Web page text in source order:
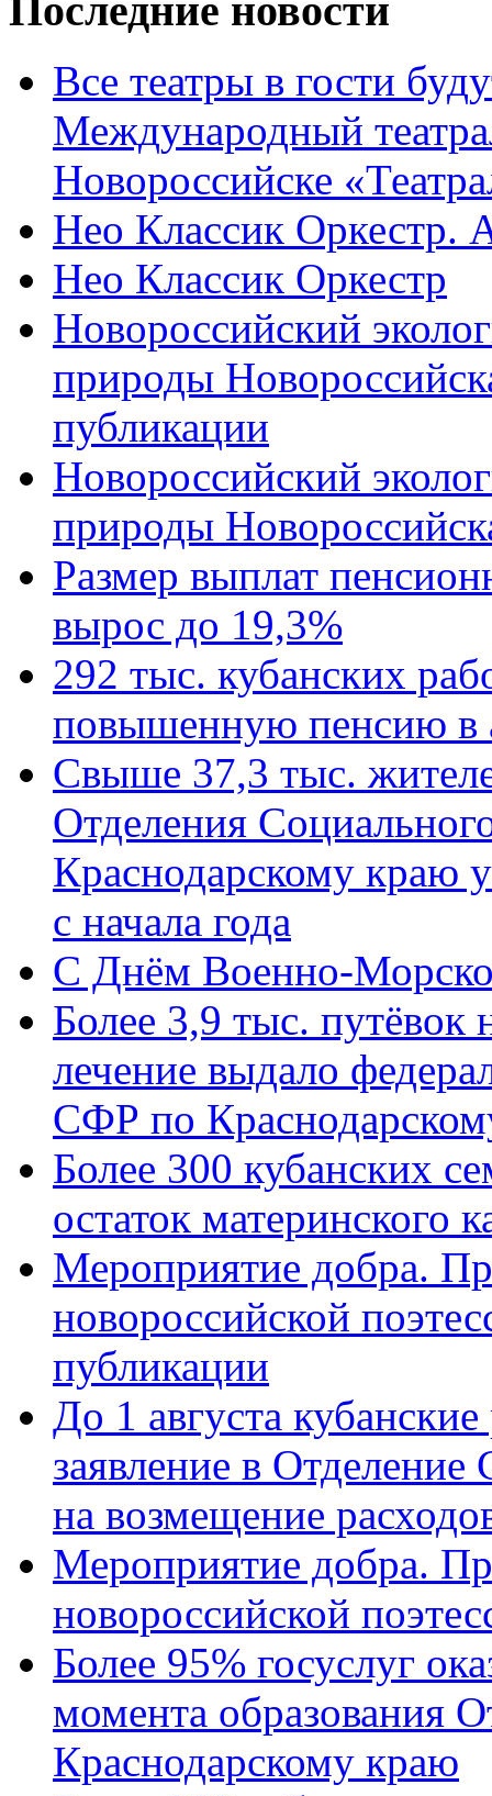
Последние новости
Все театры в гости
Международный
Новороссийске
Нео Классик Оркестр.
Нео Классик Оркестр
Новороссийский
природы
публикации
Новороссийский
природы
Размер выплат
вырос до 19,3%
292 тыс. кубанских
повышенную пенсию в
Свыше 37,3 тыс.
Отделения
Краснодарскому краю
с начала года
C Днём Военно-
Более 3,9 тыс. путёвок
лечение выдало
СФР по
Более 300 кубанских
остаток материнского
Мероприятие добра.
новороссийской
публикации
До 1 августа
заявление в
на возмещение
Мероприятие добра.
новороссийской
Более 95% госуслуг
момента образования
Краснодарскому краю